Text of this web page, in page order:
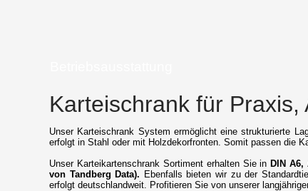
Karteischrank für Praxis,
Unser Karteischrank System ermöglicht eine strukturierte
erfolgt in Stahl oder mit Holzdekorfronten. Somit passen die
Unser Karteikartenschrank Sortiment erhalten Sie in DIN
von Tandberg Data). Ebenfalls bieten wir zu der
erfolgt deutschlandweit. Profitieren Sie von unserer